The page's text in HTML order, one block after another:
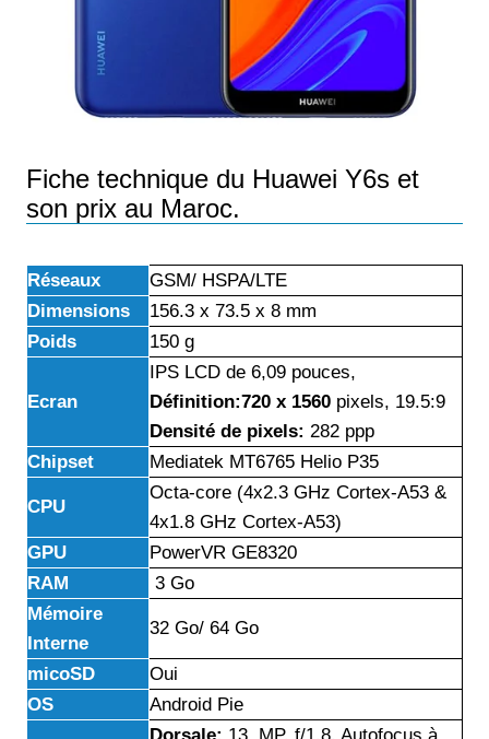
Fiche technique du Huawei Y6s et
son prix au Maroc.
Réseaux
GSM/ HSPA/LTE
Dimensions
156.3 x 73.5 x 8 mm
Poids
150 g
Ecran
IPS LCD de 6,09 pouces,
Définition:720 x 1560 pixels, 19.5:9
Densité de pixels: 282 ppp
Chipset
Mediatek MT6765 Helio P35
CPU
Octa-core (4x2.3 GHz Cortex-A53 &
4x1.8 GHz Cortex-A53)
GPU
PowerVR GE8320
RAM
3 Go
Mémoire
Interne
32 Go/ 64 Go
micoSD
Oui
OS
Android Pie